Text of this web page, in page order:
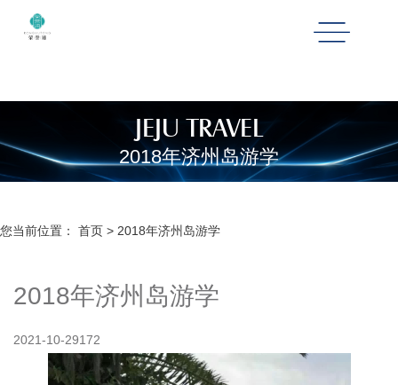
JEJU TRAVEL
2018年济州岛游学
您当前位置： 首页 > 2018年济州岛游学
2018年济州岛游学
2021-10-29172